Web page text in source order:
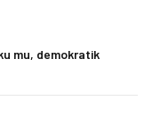
mu, demokratik